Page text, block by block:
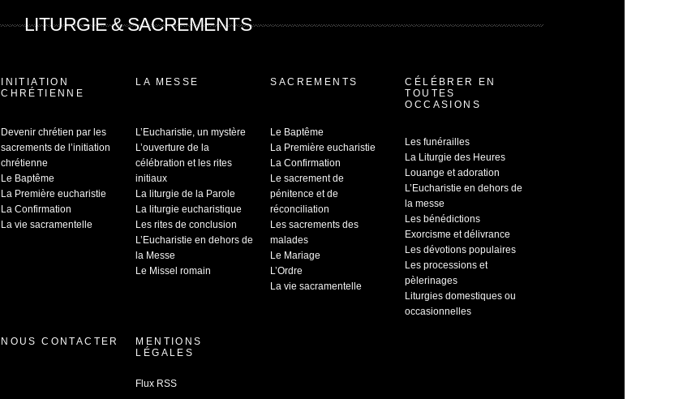
LITURGIE & SACREMENTS
INITIATION
CHRÉTIENNE
Devenir chrétien par les
sacrements de l’initiation
chrétienne
Le Baptême
La Première eucharistie
La Confirmation
La vie sacramentelle
LA MESSE
L’Eucharistie, un mystère
L’ouverture de la
célébration et les rites
initiaux
La liturgie de la Parole
La liturgie eucharistique
Les rites de conclusion
L’Eucharistie en dehors de
la Messe
Le Missel romain
SACREMENTS
Le Baptême
La Première eucharistie
La Confirmation
Le sacrement de
pénitence et de
réconciliation
Les sacrements des
malades
Le Mariage
L’Ordre
La vie sacramentelle
CÉLÉBRER EN
TOUTES
OCCASIONS
Les funérailles
La Liturgie des Heures
Louange et adoration
L’Eucharistie en dehors de
la messe
Les bénédictions
Exorcisme et délivrance
Les dévotions populaires
Les processions et
pèlerinages
Liturgies domestiques ou
occasionnelles
NOUS CONTACTER
MENTIONS
LÉGALES
Flux RSS